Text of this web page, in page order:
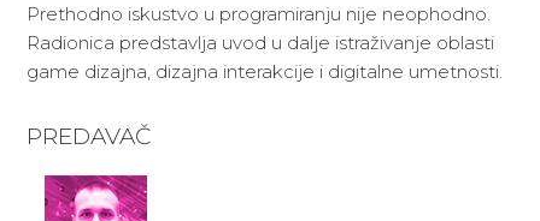
Prethodno iskustvo u programiranju nije neophodno.
Radionica predstavlja uvod u dalje istraživanje oblasti
game dizajna, dizajna interakcije i digitalne umetnosti.
PREDAVAČ